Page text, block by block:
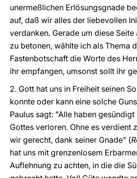
unermeßlichen Erlösungsgnade
auf, daß wir alles der liebevollen
verdanken. Gerade um diese
zu betonen, wählte ich als Thema
Fastenbotschaft die Worte des
ihr empfangen, umsonst sollt ihr
2. Gott hat uns in Freiheit seinen
konnte oder kann eine solche
Paulus sagt: "Alle haben
Gottes verloren. Ohne es verdient
wir gerecht, dank seiner Gnade" (
hat uns mit grenzenlosem
Auflehnung zu achten, in die die